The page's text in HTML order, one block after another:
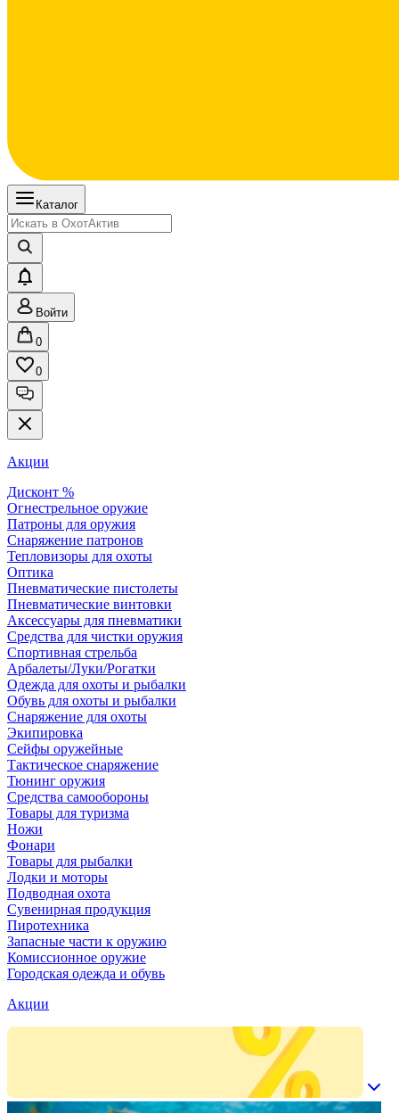
Каталог
Войти
0
0
Акции
Дисконт %
Огнестрельное оружие
Патроны для оружия
Снаряжение патронов
Тепловизоры для охоты
Оптика
Пневматические пистолеты
Пневматические винтовки
Аксессуары для пневматики
Средства для чистки оружия
Спортивная стрельба
Арбалеты/Луки/Рогатки
Одежда для охоты и рыбалки
Обувь для охоты и рыбалки
Снаряжение для охоты
Экипировка
Сейфы оружейные
Тактическое снаряжение
Тюнинг оружия
Средства самообороны
Товары для туризма
Ножи
Фонари
Товары для рыбалки
Лодки и моторы
Подводная охота
Сувенирная продукция
Пиротехника
Запасные части к оружию
Комиссионное оружие
Городская одежда и обувь
Акции